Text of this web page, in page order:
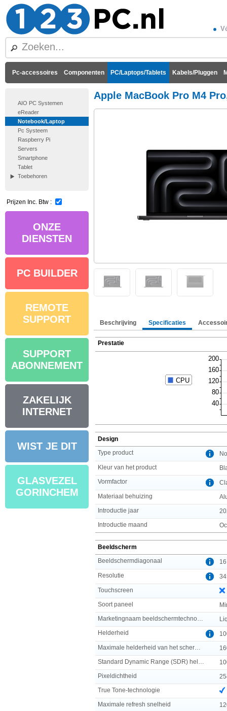
Pc-accessoires Componenten PC/Laptops/Tablets Kabels/Pluggen
AIO PC Systemen
eReader
Notebook/Laptop
Pc Systeem
Raspberry Pi
Servers
Smartphone
Tablet
Toebehoren
Prijzen Inc. Btw :
ONZE
DIENSTEN
PC BUILDER
REMOTE
SUPPORT
SUPPORT
ABONNEMENT
ZAKELIJK
INTERNET
WIST JE DIT
GLASVEZEL
GORINCHEM
Apple MacBook Pro M4
Beschrijving Specificaties
Prestatie
Design
Type product
Kleur van het product
Vormfactor
Materiaal behuizing
Introductie jaar
Introductie maand
Beeldscherm
Beeldschermdiagonaal
Resolutie
Touchscreen
Soort paneel
Helderheid
Pixeldichtheid
True Tone-technologie
Maximale refresh snelheid